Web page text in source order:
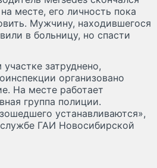
месте, его личность пока
Мужчину, находившегося
в больницу, но спасти
затруднено,
организовано
На месте работает
группа полиции.
устанавливаются»,
ГАИ Новосибирской